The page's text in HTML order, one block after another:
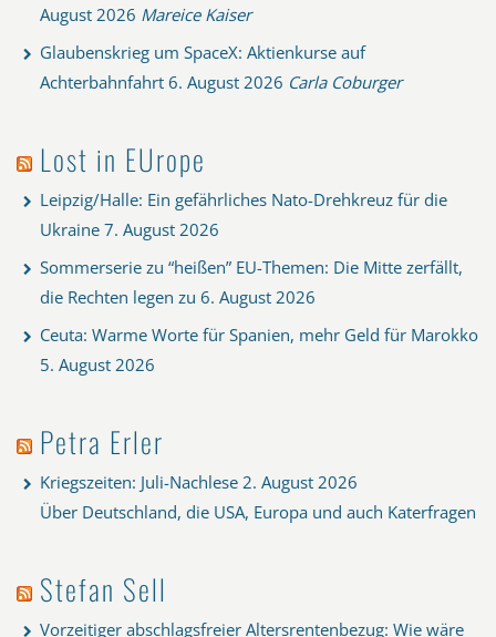
August 2026 Mareice Kaiser
Glaubenskrieg um SpaceX: Aktienkurse auf
Achterbahnfahrt 6. August 2026 Carla Coburger
Lost in EUrope
Leipzig/Halle: Ein gefährliches Nato-Drehkreuz für die
Ukraine 7. August 2026
Sommerserie zu “heißen” EU-Themen: Die Mitte zerfällt,
die Rechten legen zu 6. August 2026
Ceuta: Warme Worte für Spanien, mehr Geld für Marokko
5. August 2026
Petra Erler
Kriegszeiten: Juli-Nachlese 2. August 2026
Über Deutschland, die USA, Europa und auch Katerfragen
Stefan Sell
Vorzeitiger abschlagsfreier Altersrentenbezug: Wie wäre